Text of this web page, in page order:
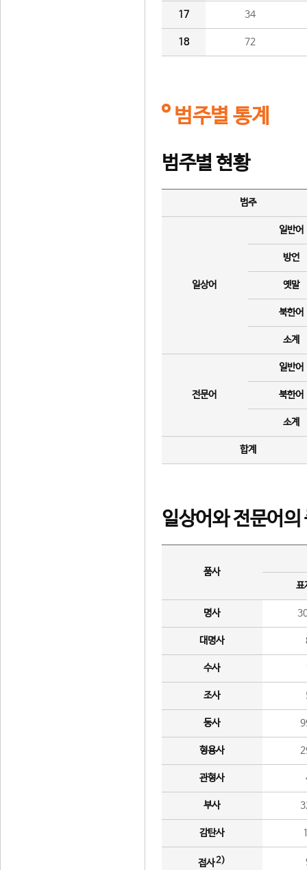
17 34
18 72
범주별 통계
범주별 현황
범주
일상어
일반어
방언
옛말
북한어
소계
전문어
일반어
북한어
소계
합계
일상어와 전문어의
품사
표
명사
대명사
수사
조사
동사
형용사
관형사
부사
감탄사
접사2)